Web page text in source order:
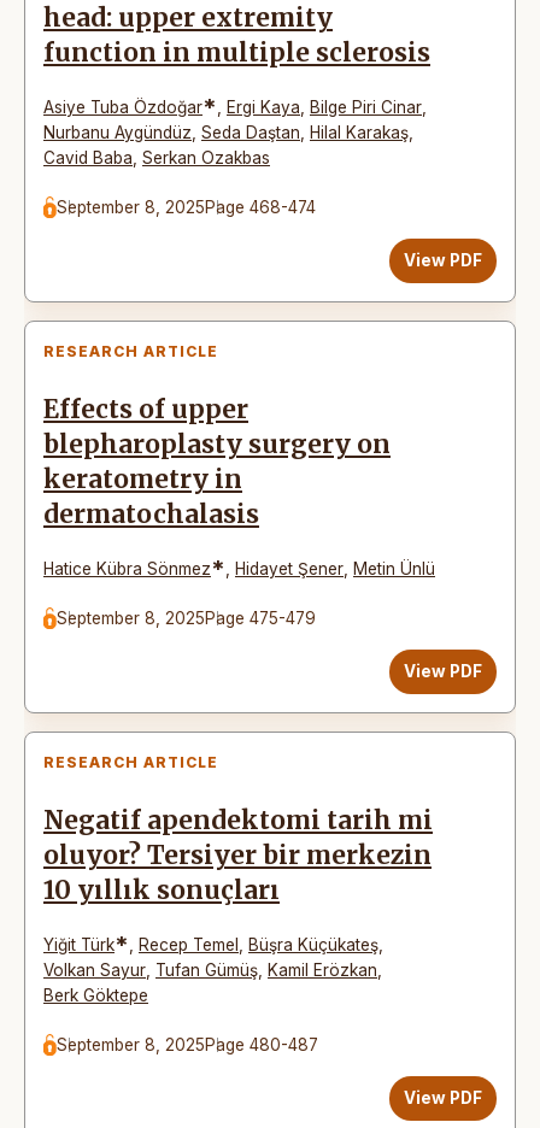
head: upper extremity
function in multiple sclerosis
Asiye Tuba Özdoğar* Ergi Kaya Bilge Piri Cinar
Nurbanu Aygündüz Seda Daştan Hilal Karakaş
Cavid Baba Serkan Ozakbas
September 8, 2025Page 468-474
View PDF
RESEARCH ARTICLE
Effects of upper
blepharoplasty surgery on
keratometry in
dermatochalasis
Hatice Kübra Sönmez* Hidayet Şener Metin Ünlü
September 8, 2025Page 475-479
View PDF
RESEARCH ARTICLE
Negatif apendektomi tarih mi
oluyor? Tersiyer bir merkezin
10 yıllık sonuçları
Yiğit Türk* Recep Temel Büşra Küçükateş
Volkan Sayur Tufan Gümüş Kamil Erözkan
Berk Göktepe
September 8, 2025Page 480-487
View PDF